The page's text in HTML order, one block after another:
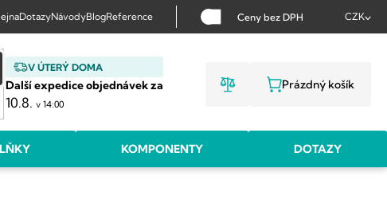
DotazyNávodyBlogReference Ceny bez DPH CZK
V ÚTERÝ DOMA
Další expedice objednávek za
10.8.v 14:00
NÁKUPNÍ
Prázdný košík
KOMPONENTY DOTAZY